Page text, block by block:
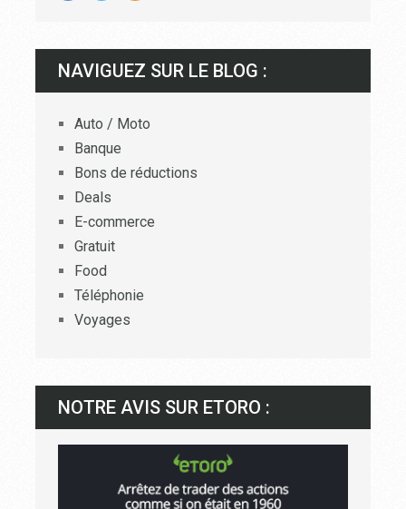
NAVIGUEZ SUR LE BLOG :
Auto / Moto
Banque
Bons de réductions
Deals
E-commerce
Gratuit
Food
Téléphonie
Voyages
NOTRE AVIS SUR ETORO :